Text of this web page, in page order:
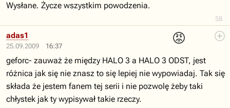
58
Wysłane. Życze wszystkim powodzenia.
25.09.2009 16:37
😡
adas1
geforc- zauważ że między HALO 3 a HALO 3 ODST, jest
różnica jak się nie znasz to się lepiej nie wypowiadaj. Tak się
składa że jestem fanem tej serii i nie pozwolę żeby taki
chłystek jak ty wypisywał takie rzeczy.